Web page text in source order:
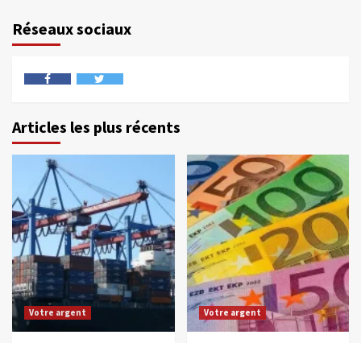
Réseaux sociaux
Articles les plus récents
Votre argent Votre argent